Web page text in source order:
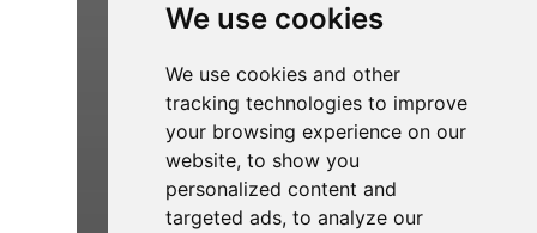
We use cookies
We use cookies and other
tracking technologies to improve
your browsing experience on our
website, to show you
personalized content and
targeted ads, to analyze our